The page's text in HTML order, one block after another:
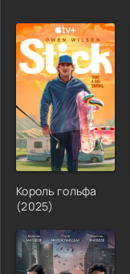
Король гольфа
(2025)